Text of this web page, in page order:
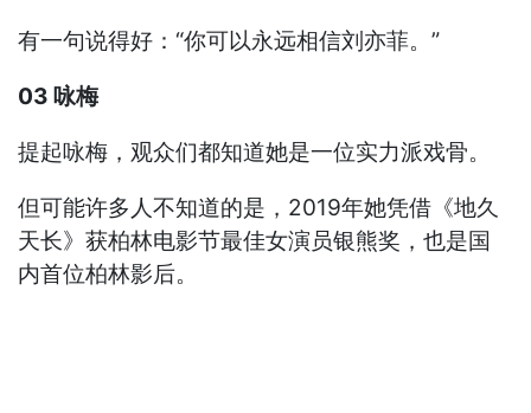
有一句说得好：“你可以永远相信刘亦菲。”
03 咏梅
提起咏梅，观众们都知道她是一位实力派戏骨。
但可能许多人不知道的是，2019年她凭借《地久
天长》获柏林电影节最佳女演员银熊奖，也是国
内首位柏林影后。